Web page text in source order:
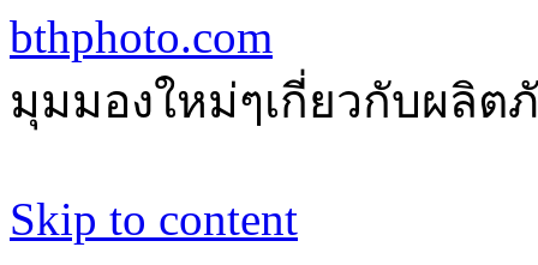
bthphoto.com
มุมมองใหม่ๆเกี่ยวกับผลิ
Skip to content